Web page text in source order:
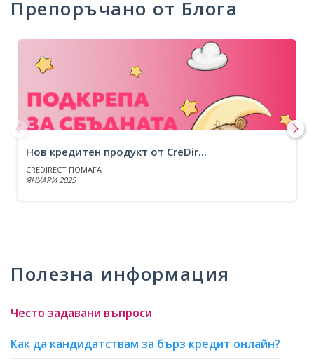
Препоръчано от Блога
Нов кредитен продукт от CreDir...
CREDIRECT ПОМАГА
ЯНУАРИ 2025
Полезна информация
Често задавани въпроси
Как да кандидатствам за бърз кредит онлайн?